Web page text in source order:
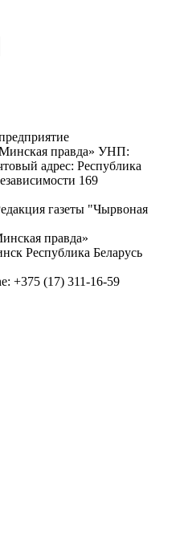
правда» УНП:
адрес: Республика
169
газеты "Чырвоная
правда»
Республика Беларусь
+375 (17) 311-16-59